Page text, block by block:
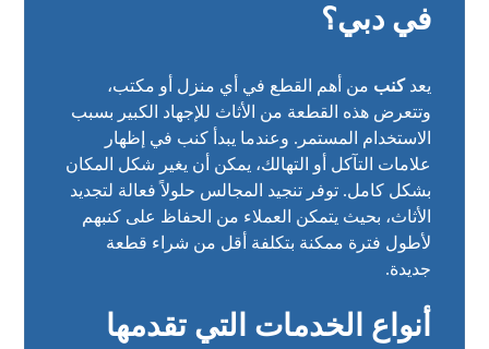
في دبي؟
يعدكنب من أهم القطع في أي منزل أو مكتب،
وتتعرض هذه القطعة من الأثاث للإجهاد الكبير بسبب
الاستخدام المستمر. وعندما يبدأ كنب في إظهار
علامات التآكل أو التهالك، يمكن أن يغير شكل المكان
بشكل كامل. توفر تنجيد المجالس حلولاً فعالة لتجديد
الأثاث، بحيث يتمكن العملاء من الحفاظ على كنبهم
لأطول فترة ممكنة بتكلفة أقل من شراء قطعة
جديدة.
أنواع الخدمات التي تقدمها